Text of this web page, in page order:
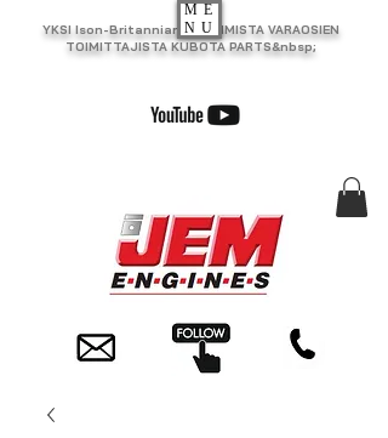
YKSI Ison-Britannian SUURIMISTA VARAOSIEN
TOIMITTAJISTA KUBOTA PARTS&nbsp;
ME
NU